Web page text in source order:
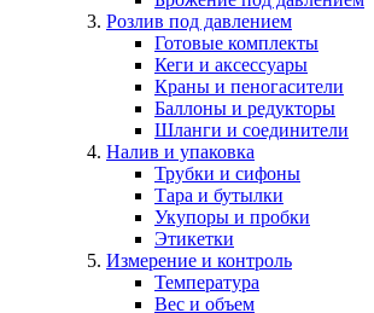
Розлив под давлением
Готовые комплекты
Кеги и аксессуары
Краны и пеногасители
Баллоны и редукторы
Шланги и соединители
Налив и упаковка
Трубки и сифоны
Тара и бутылки
Укупоры и пробки
Этикетки
Измерение и контроль
Температура
Вес и объем